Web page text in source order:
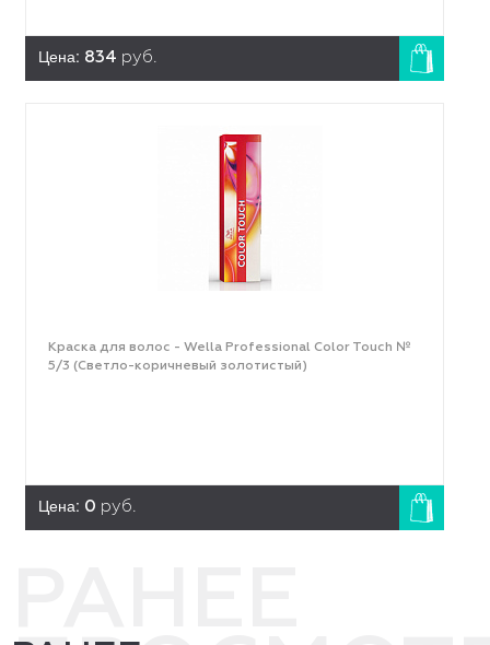
Цена: 834 руб.
Краска для волос - Wella Professional Color Touch №
5/3 (Светло-коричневый золотистый)
Цена: 0 руб.